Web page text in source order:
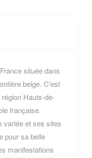
située dans
belge. C'est
Hauts-de-
française.
variée et ses sites
pour sa belle
manifestations